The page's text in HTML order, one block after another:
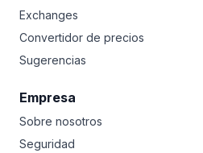
Exchanges
Convertidor de precios
Sugerencias
Empresa
Sobre nosotros
Seguridad